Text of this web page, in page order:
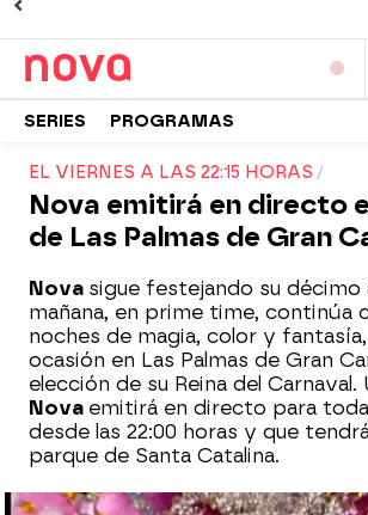
SERIES PROGRAMAS
EL VIERNES A LAS 22:15 HORAS
Nova emitirá en directo
de Las Palmas de Gran
Nova sigue festejando su décimo
mañana, en prime time, continúa
noches de magia, color y
ocasión en Las Palmas de Gran
elección de su Reina del Carnaval.
Nova emitirá en directo para toda
desde las 22:00 horas y que
parque de Santa Catalina.